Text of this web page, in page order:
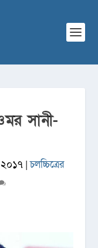
সানী-
|চলচ্চিত্রের